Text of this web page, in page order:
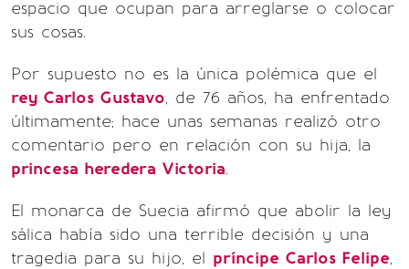
espacio que ocupan para arreglarse o colocar
sus cosas.
Por supuesto no es la única polémica que el
rey Carlos Gustavo, de 76 años, ha enfrentado
últimamente; hace unas semanas realizó otro
comentario pero en relación con su hija, la
princesa heredera Victoria.
El monarca de Suecia afirmó que abolir la ley
sálica había sido una terrible decisión y una
tragedia para su hijo, el príncipe Carlos Felipe,